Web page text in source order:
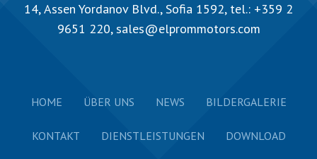
14, Аssen Yordanov Blvd., Sofia 1592, tel.: +359 2
9651 220,sales@elprommotors.com
HOME ÜBER UNS NEWS BILDERGALERIE
KONTAKT DIENSTLEISTUNGEN DOWNLOAD